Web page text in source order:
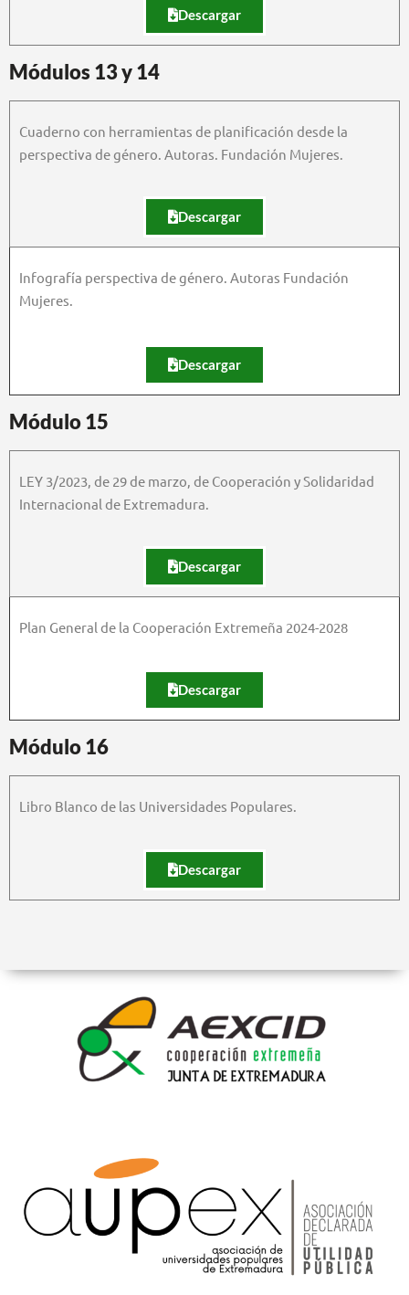
Descargar
Módulos 13 y 14
Cuaderno con herramientas de planificación desde la
perspectiva de género. Autoras. Fundación Mujeres.
Descargar
Infografía perspectiva de género. Autoras Fundación
Mujeres.
Descargar
Módulo 15
LEY 3/2023, de 29 de marzo, de Cooperación y Solidaridad
Internacional de Extremadura.
Descargar
Plan General de la Cooperación Extremeña 2024-2028
Descargar
Módulo 16
Libro Blanco de las Universidades Populares.
Descargar